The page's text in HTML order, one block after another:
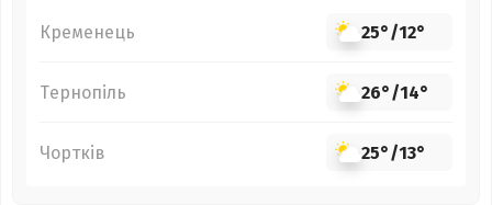
Кременець 25°/12°
Тернопіль 26°/14°
Чортків 25°/13°